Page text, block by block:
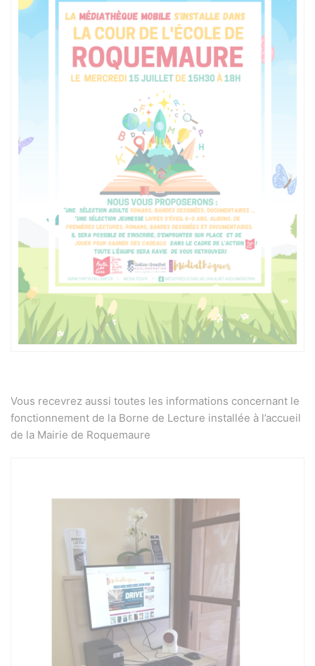
Vous recevrez aussi toutes les informations concernant le
fonctionnement de la Borne de Lecture installée à l’accueil
de la Mairie de Roquemaure